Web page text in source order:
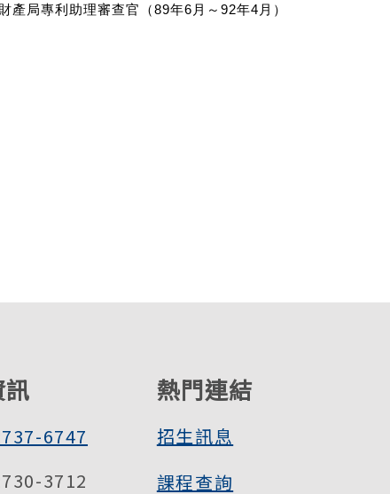
產局專利助理審查官（89年6月～92年4月）
6747
3712
熱門連結
招生訊息
課程查詢